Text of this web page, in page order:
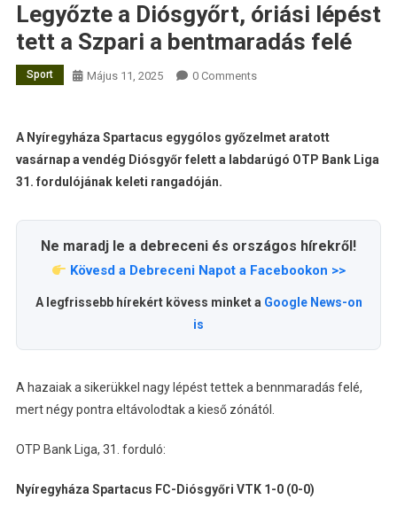
Legyőzte a Diósgyőrt, óriási lépést
tett a Szpari a bentmaradás felé
Sport Május 11, 2025 0 Comments
A Nyíregyháza Spartacus egygólos győzelmet aratott
vasárnap a vendég Diósgyőr felett a labdarúgó OTP Bank Liga
31. fordulójának keleti rangadóján.
Ne maradj le a debreceni és országos hírekről!
Kövesd a Debreceni Napot a Facebookon >>
A legfrissebb hírekért kövess minket a Google News-on
is
A hazaiak a sikerükkel nagy lépést tettek a bennmaradás felé,
mert négy pontra eltávolodtak a kieső zónától.
OTP Bank Liga, 31. forduló:
Nyíregyháza Spartacus FC-Diósgyőri VTK 1-0 (0-0)